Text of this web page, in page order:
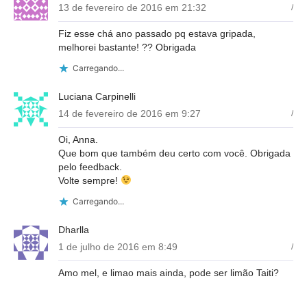
13 de fevereiro de 2016 em 21:32
/
Fiz esse chá ano passado pq estava gripada,
melhorei bastante! ?? Obrigada
Carregando...
Luciana Carpinelli
14 de fevereiro de 2016 em 9:27
/
Oi, Anna.
Que bom que também deu certo com você. Obrigada
pelo feedback.
Volte sempre!
Carregando...
Dharlla
1 de julho de 2016 em 8:49
/
Amo mel, e limao mais ainda, pode ser limão Taiti?